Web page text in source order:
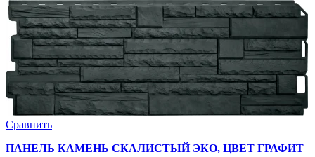
Сравнить
ПАНЕЛЬ КАМЕНЬ СКАЛИСТЫЙ ЭКО, ЦВЕТ ГРАФИТ